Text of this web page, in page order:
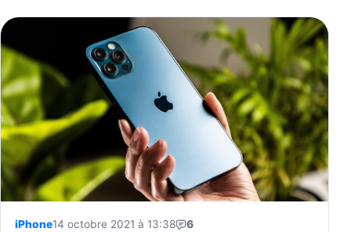
iPhone14 octobre 2021 à 13:38 6